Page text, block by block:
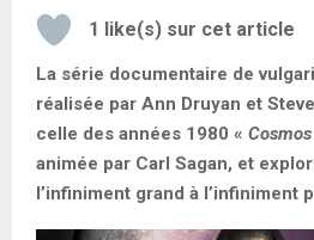
1 like(s) sur cet article
La série documentaire de
réalisée par Ann Druyan et
celle des années 1980 «
animée par Carl Sagan, et
l’infiniment grand à l’infiniment